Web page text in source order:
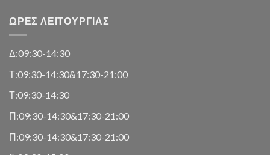
ΏΡΕΣ ΛΕΙΤΟΥΡΓΊΑΣ
Δ:09:30-14:30
Τ:09:30-14:30&17:30-21:00
Τ:09:30-14:30
Π:09:30-14:30&17:30-21:00
Π:09:30-14:30&17:30-21:00